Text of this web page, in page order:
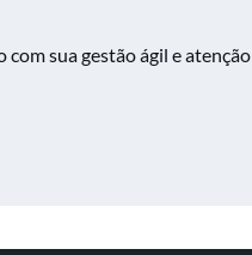
sua gestão ágil e atenção